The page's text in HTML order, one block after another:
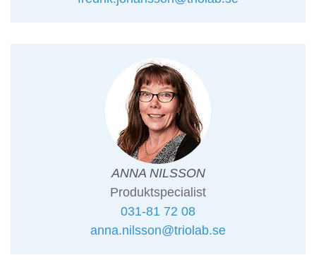
ANNA NILSSON
Produktspecialist
031-81 72 08
anna.nilsson@triolab.se